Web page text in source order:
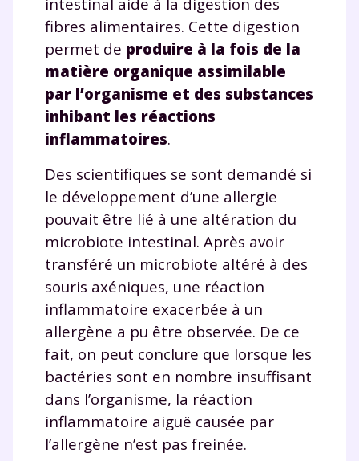
fibres alimentaires. Cette digestion
permet de produire à la fois de la
matière organique assimilable
par l’organisme et des substances
inhibant les réactions
inflammatoires.
Des scientifiques se sont demandé si
le développement d’une allergie
pouvait être lié à une altération du
microbiote intestinal. Après avoir
transféré un microbiote altéré à des
souris axéniques, une réaction
inflammatoire exacerbée à un
allergène a pu être observée. De ce
fait, on peut conclure que lorsque les
bactéries sont en nombre insuffisant
dans l’organisme, la réaction
inflammatoire aiguë causée par
l’allergène n’est pas freinée.